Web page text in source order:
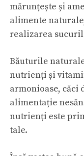
mărunțește și
alimente
realizarea
Băuturile
nutrienți și
armonioase, căci
alimentație
nutrienți este
tale.